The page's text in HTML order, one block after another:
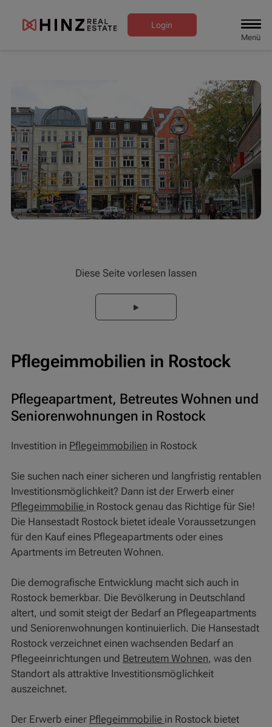
Login
Diese Seite vorlesen lassen
Pflegeimmobilien in Rostock
Pflegeapartment, Betreutes Wohnen und
Seniorenwohnungen in Rostock
Investition in Pflegeimmobilien in Rostock
Sie suchen nach einer sicheren und langfristig rentablen
Investitionsmöglichkeit? Dann ist der Erwerb einer
Pflegeimmobilie in Rostock genau das Richtige für Sie!
Die Hansestadt Rostock bietet ideale Voraussetzungen
für den Kauf eines Pflegeapartments oder eines
Apartments im Betreuten Wohnen.
Die demografische Entwicklung macht sich auch in
Rostock bemerkbar. Die Bevölkerung in Deutschland
altert, und somit steigt der Bedarf an Pflegeapartments
und Seniorenwohnungen kontinuierlich. Die Hansestadt
Rostock verzeichnet einen wachsenden Bedarf an
Pflegeeinrichtungen und Betreutem Wohnen, was den
Standort als attraktive Investitionsmöglichkeit
auszeichnet.
Der Erwerb einer Pflegeimmobilie in Rostock bietet